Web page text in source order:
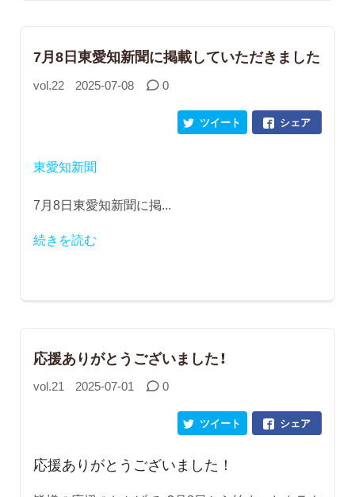
7月8日東愛知新聞に掲載していただきました
vol.22 2025-07-08 0
シェア
ツイート
東愛知新聞
7月8日東愛知新聞に掲...
続きを読む
応援ありがとうございました！
vol.21 2025-07-01 0
シェア
ツイート
応援ありがとうございました！